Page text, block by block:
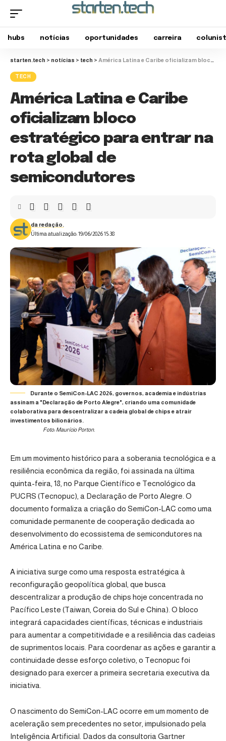
hubs notícias oportunidades carreira
starten.tech > notícias > tech > América Latina e Caribe oficializam bloco estratégico para entrar na rota global de semicondutores
TECH
América Latina e Caribe
oficializam bloco
estratégico para entrar na
rota global de
semicondutores
Última atualização: 19/06/2026 15:38
da redação.
Durante o SemiCon-LAC 2026, governos, academia e indústrias
assinam a "Declaração de Porto Alegre", criando uma comunidade
colaborativa para descentralizar a cadeia global de chips e atrair
investimentos bilionários.
Foto: Maurício Porton.
Em um movimento histórico para a soberania tecnológica e a
resiliência econômica da região, foi assinada na última
quinta-feira, 18, no Parque Científico e Tecnológico da
PUCRS (Tecnopuc), a Declaração de Porto Alegre. O
documento formaliza a criação do SemiCon-LAC como uma
comunidade permanente de cooperação dedicada ao
desenvolvimento do ecossistema de semicondutores na
América Latina e no Caribe.
A iniciativa surge como uma resposta estratégica à
reconfiguração geopolítica global, que busca
descentralizar a produção de chips hoje concentrada no
Pacífico Leste (Taiwan, Coreia do Sul e China). O bloco
integrará capacidades científicas, técnicas e industriais
para aumentar a competitividade e a resiliência das cadeias
de suprimentos locais. Para coordenar as ações e garantir a
continuidade desse esforço coletivo, o Tecnopuc foi
designado para exercer a primeira secretaria executiva da
iniciativa.
O nascimento do SemiCon-LAC ocorre em um momento de
aceleração sem precedentes no setor, impulsionado pela
Inteligência Artificial. Dados da consultoria Gartner